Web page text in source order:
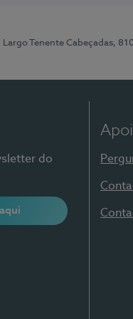
| Largo Tenente Cabeçadas,
do